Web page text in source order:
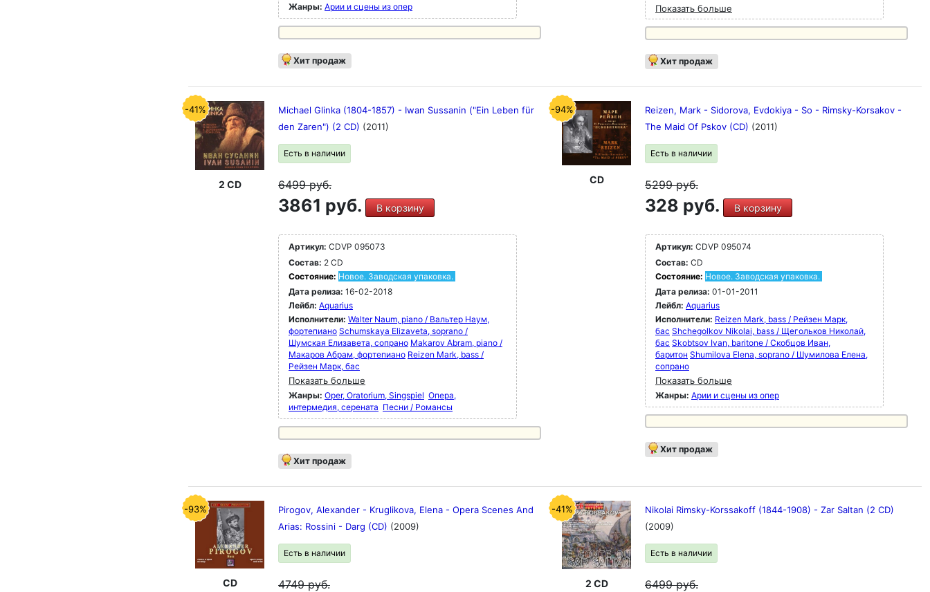
Жанры: Арии и сцены из опер
Хит продаж
Показать больше
Хит продаж
-41%
2 CD
Michael Glinka (1804-1857) - Iwan Sussanin ("Ein Leben für
den Zaren") (2 CD) (2011)
Есть в наличии
6499руб.
3861 руб. В корзину
Артикул: CDVP 095073
Состав: 2 CD
Состояние: Новое. Заводская упаковка.
Дата релиза: 16-02-2018
Лейбл: Aquarius
Исполнители: Walter Naum, piano / Вальтер Наум,
фортепиано Schumskaya Elizaveta, soprano /
Шумская Елизавета, сопрано Makarov Abram, piano /
Макаров Абрам, фортепиано Reizen Mark, bass /
Рейзен Марк, бас
Показать больше
Жанры: Oper, Oratorium, Singspiel Опера,
интермедия, серената Песни / Романсы
Хит продаж
-94%
CD
Reizen, Mark - Sidorova, Evdokiya - So - Rimsky-Korsakov -
The Maid Of Pskov (CD) (2011)
Есть в наличии
5299руб.
328 руб. В корзину
Артикул: CDVP 095074
Состав: CD
Состояние: Новое. Заводская упаковка.
Дата релиза: 01-01-2011
Лейбл: Aquarius
Исполнители: Reizen Mark, bass / Рейзен Марк,
бас Shchegolkov Nikolai, bass / Щегольков Николай,
бас Skobtsov Ivan, baritone / Скобцов Иван,
баритон Shumilova Elena, soprano / Шумилова Елена,
сопрано
Показать больше
Жанры: Арии и сцены из опер
Хит продаж
-93%
CD
Pirogov, Alexander - Kruglikova, Elena - Opera Scenes And
Arias: Rossini - Darg (CD) (2009)
Есть в наличии
4749руб.
-41%
2 CD
Nikolai Rimsky-Korssakoff (1844-1908) - Zar Saltan (2 CD)
(2009)
Есть в наличии
6499руб.